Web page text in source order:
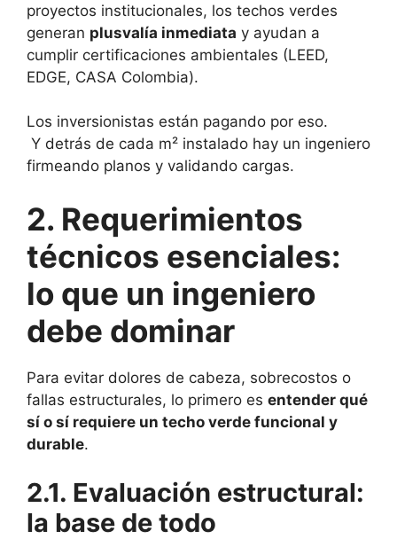
proyectos institucionales, los techos verdes
generan plusvalía inmediata y ayudan a
cumplir certificaciones ambientales (LEED,
EDGE, CASA Colombia).
Los inversionistas están pagando por eso.
Y detrás de cada m² instalado hay un ingeniero
firmeando planos y validando cargas.
2. Requerimientos
técnicos esenciales:
lo que un ingeniero
debe dominar
Para evitar dolores de cabeza, sobrecostos o
fallas estructurales, lo primero es entender qué
sí o sí requiere un techo verde funcional y
durable.
2.1. Evaluación estructural:
la base de todo